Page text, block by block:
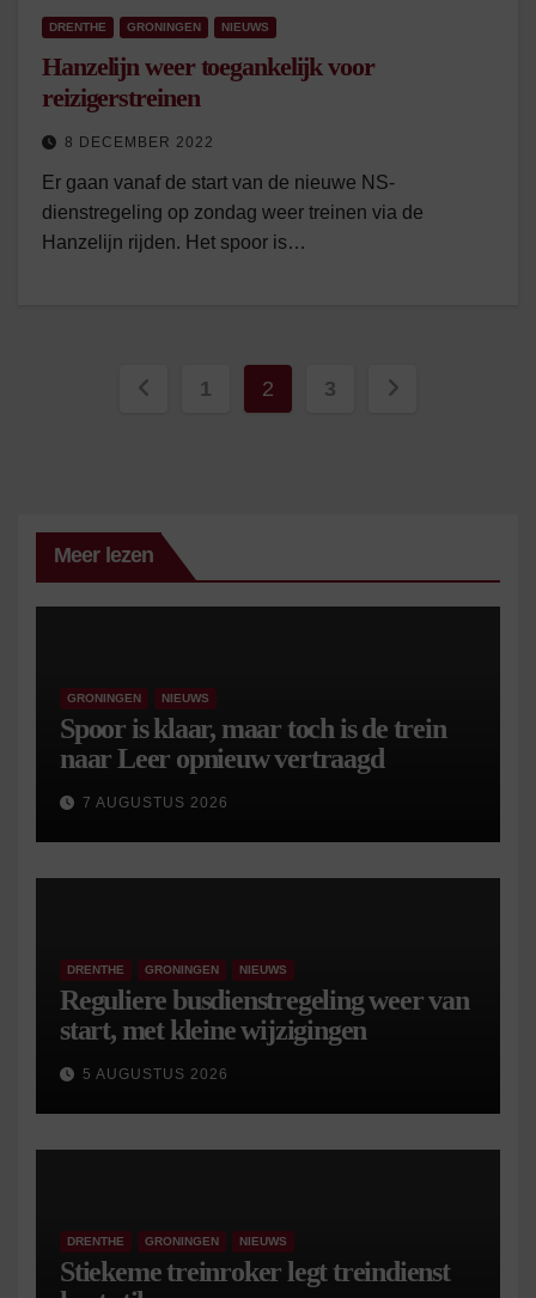
DRENTHE GRONINGEN NIEUWS
Hanzelijn weer toegankelijk voor
reizigerstreinen
8 DECEMBER 2022
Er gaan vanaf de start van de nieuwe NS-
dienstregeling op zondag weer treinen via de
Hanzelijn rijden. Het spoor is…
Berichten
1 2 3
Meer lezen
GRONINGEN NIEUWS
Spoor is klaar, maar toch is de trein
naar Leer opnieuw vertraagd
7 AUGUSTUS 2026
DRENTHE GRONINGEN NIEUWS
Reguliere busdienstregeling weer van
start, met kleine wijzigingen
5 AUGUSTUS 2026
DRENTHE GRONINGEN NIEUWS
Stiekeme treinroker legt treindienst